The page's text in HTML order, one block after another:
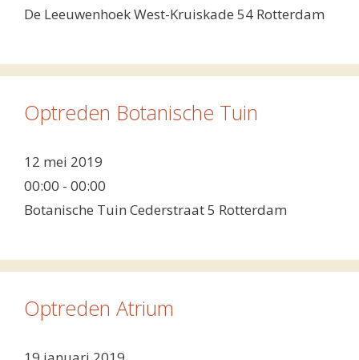
De Leeuwenhoek West-Kruiskade 54 Rotterdam
Optreden Botanische Tuin
12 mei 2019
00:00 - 00:00
Botanische Tuin Cederstraat 5 Rotterdam
Optreden Atrium